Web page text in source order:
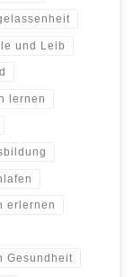
und Leib
lernen
erlernen
Gesundheit